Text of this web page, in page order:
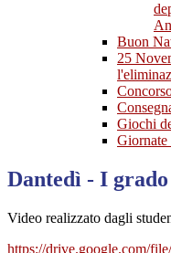
Buon
25
Giochi
Giornate
Dantedì - I grado
Video realizzato dagli
https://drive.google.com/file/